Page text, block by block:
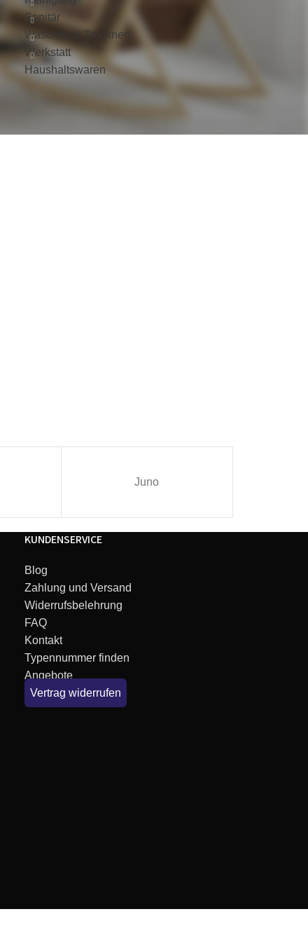
Sanitär
Waschen & Trocknen
Werkstatt
Haushaltswaren
Juno
KUNDENSERVICE
Blog
Zahlung und Versand
Widerrufsbelehrung
FAQ
Kontakt
Typennummer finden
Angebote
Vertrag widerrufen